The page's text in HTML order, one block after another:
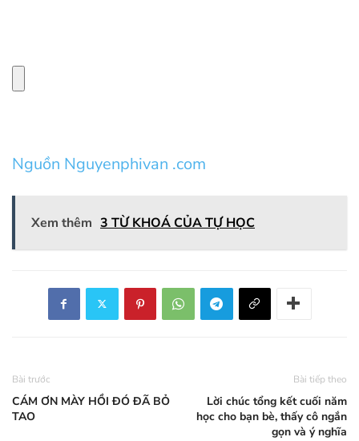
Nguồn Nguyenphivan .com
Xem thêm 3 TỪ KHOÁ CỦA TỰ HỌC
Bài trước
CÁM ƠN MÀY HỒI ĐÓ ĐÃ BỎ
TAO
Bài tiếp theo
Lời chúc tổng kết cuối năm
học cho bạn bè, thấy cô ngắn
gọn và ý nghĩa